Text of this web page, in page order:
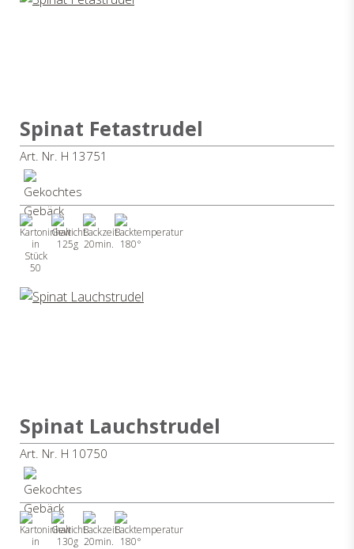
Spinat Fetastrudel
Art. Nr. H 13751
50
125g 20min. 180°
Spinat Lauchstrudel
Art. Nr. H 10750
130g 20min. 180°